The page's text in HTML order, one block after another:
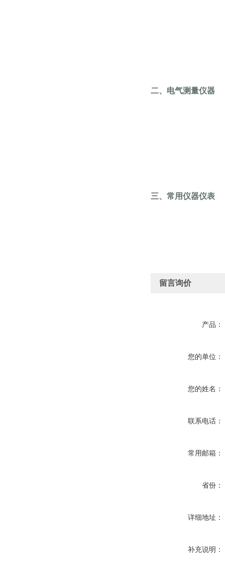
二、电气测量仪器
三、常用仪器仪表
留言询价
产品：
您的单位：
您的姓名：
联系电话：
常用邮箱：
省份：
详细地址：
补充说明：